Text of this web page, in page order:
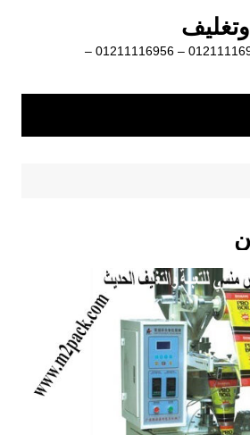
وتغليف
ماكينات تعبئة وتغليف 01211116954 – 01211116956 –